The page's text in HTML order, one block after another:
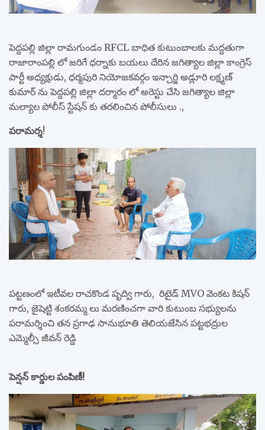
పెద్దపల్లి జిల్లా రామగుండం RFCL బాధిత కుటుంబాలకు మద్దతుగా
రాజారాంపల్లి లో జరిగే ధర్నాకు బయలు దేరిన జగిత్యాల జిల్లా కాంగ్రెస్
పార్టీ అధ్యక్షుడు, ధర్మపురి నియోజకవర్గం ఇన్చార్జి అడ్లూరి లక్ష్మణ్
కుమార్ ను పెద్దపల్లి జిల్లా దర్మారం లో అరెస్టు చేసి జగిత్యాల జిల్లా
మల్యాల పోలీస్ స్టేషన్ కు తరలించిన పోలీసులు .,
పరామర్శ!
పట్టణంలో ఇటీవల రాచకొండ పృద్వి గారు, రిటైడ్ MVO వెంకట కిషన్
గారు, జైషెట్టి శంకరమ్మ లు మరణించగా వారి కుటుంబ సభ్యులను
పరామర్శించి తన ప్రగాఢ సానుభూతి తెలియజేసిన పట్టభద్రుల
ఎమ్మెల్సీ జీవన్ రెడ్డి
పెన్షన్ కార్డుల పంపిణీ!